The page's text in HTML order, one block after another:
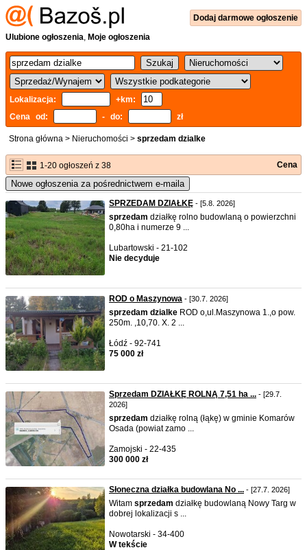
Dodaj darmowe ogłoszenie
Ulubione ogłoszenia, Moje ogłoszenia
Lokalizacja:
+km:
Cena od:
- do: zł
Strona główna > Nieruchomości > sprzedam dzialke
1-20 ogłoszeń z 38 Cena
Nowe ogłoszenia za pośrednictwem e-maila
SPRZEDAM DZIAŁKĘ - [5.8. 2026]
sprzedam działkę rolno budowlaną o powierzchni
0,80ha i numerze 9 ...
Lubartowski - 21-102
Nie decyduje
ROD o Maszynowa - [30.7. 2026]
sprzedam dzialke ROD o,ul.Maszynowa 1.,o pow.
250m. ,10,70. X. 2 ...
Łódź - 92-741
75 000 zł
Sprzedam DZIAŁKĘ ROLNĄ 7,51 ha ... - [29.7.
2026]
sprzedam działkę rolną (łąkę) w gminie Komarów
Osada (powiat zamo ...
Zamojski - 22-435
300 000 zł
Słoneczna działka budowlana No ... - [27.7. 2026]
Witam sprzedam działkę budowlaną Nowy Targ w
dobrej lokalizacji s ...
Nowotarski - 34-400
W tekście